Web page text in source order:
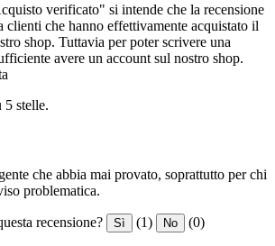
verificato" si intende che la recensione
clienti che hanno effettivamente acquistato il
shop. Tuttavia per poter scrivere una
avere un account sul nostro shop.
5 stelle.
che abbia mai provato, soprattutto per chi
problematica.
recensione? Sì (1) No (0)